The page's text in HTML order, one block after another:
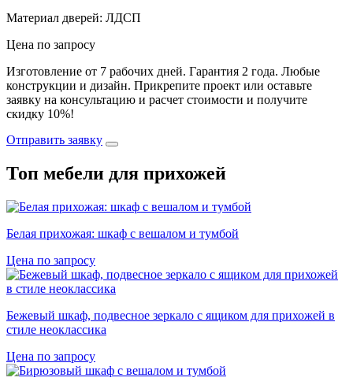
Материал дверей: ЛДСП
Цена по запросу
Изготовление от 7 рабочих дней. Гарантия 2 года. Любые
конструкции и дизайн. Прикрепите проект или оставьте
заявку на консультацию и расчет стоимости и получите
скидку 10%!
Отправить заявку
Топ мебели для прихожей
Белая прихожая: шкаф с вешалом и тумбой
Цена по запросу
Бежевый шкаф, подвесное зеркало с ящиком для прихожей в
стиле неоклассика
Цена по запросу